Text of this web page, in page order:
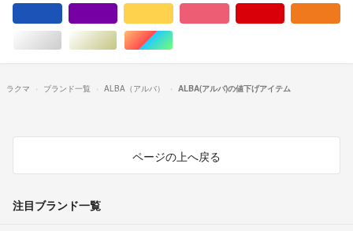
シルバー/銀色系ゴールド/金色系マルチカラー
ラクマ ブランド一覧 ALBA（アルバ） ALBA(アルバ)の値下げアイテム
ページの上へ戻る
注目ブランド一覧